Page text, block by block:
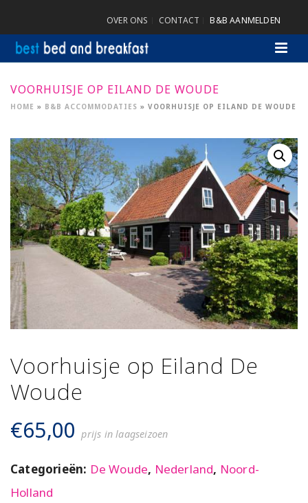
OVER ONS CONTACT B&B AANMELDEN
VOORHUISJE OP EILAND DE WOUDE
HOME » B&B ACCOMMODATIES » VOORHUISJE OP EILAND DE WOUDE
Voorhuisje op Eiland De
Woude
€65,00 prijs in laagseizoen
Categorieën: De Woude, Nederland, Noord-
Holland